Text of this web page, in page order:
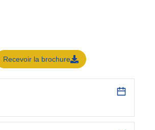
Recevoir la brochure